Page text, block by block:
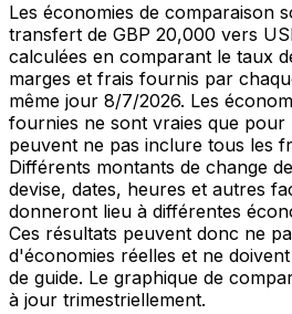
Les économies de comparaison
transfert de GBP 20,000 vers
calculées en comparant le taux
marges et frais fournis par
même jour 8/7/2026. Les
fournies ne sont vraies que
peuvent ne pas inclure tous les
Différents montants de change
devise, dates, heures et autres
donneront lieu à différentes
Ces résultats peuvent donc ne
d'économies réelles et ne
de guide. Le graphique de
à jour trimestriellement.